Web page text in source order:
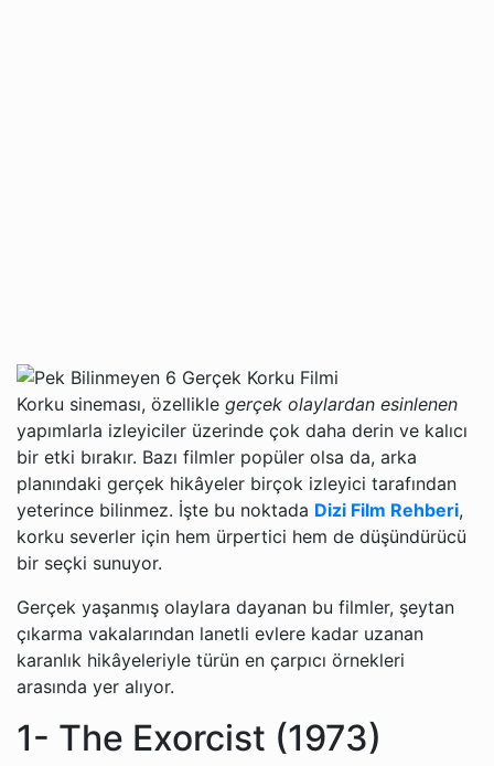
Korku sineması, özellikle gerçek olaylardan esinlenen
yapımlarla izleyiciler üzerinde çok daha derin ve kalıcı
bir etki bırakır. Bazı filmler popüler olsa da, arka
planındaki gerçek hikâyeler birçok izleyici tarafından
yeterince bilinmez. İşte bu noktada Dizi Film Rehberi,
korku severler için hem ürpertici hem de düşündürücü
bir seçki sunuyor.
Gerçek yaşanmış olaylara dayanan bu filmler, şeytan
çıkarma vakalarından lanetli evlere kadar uzanan
karanlık hikâyeleriyle türün en çarpıcı örnekleri
arasında yer alıyor.
1- The Exorcist (1973)